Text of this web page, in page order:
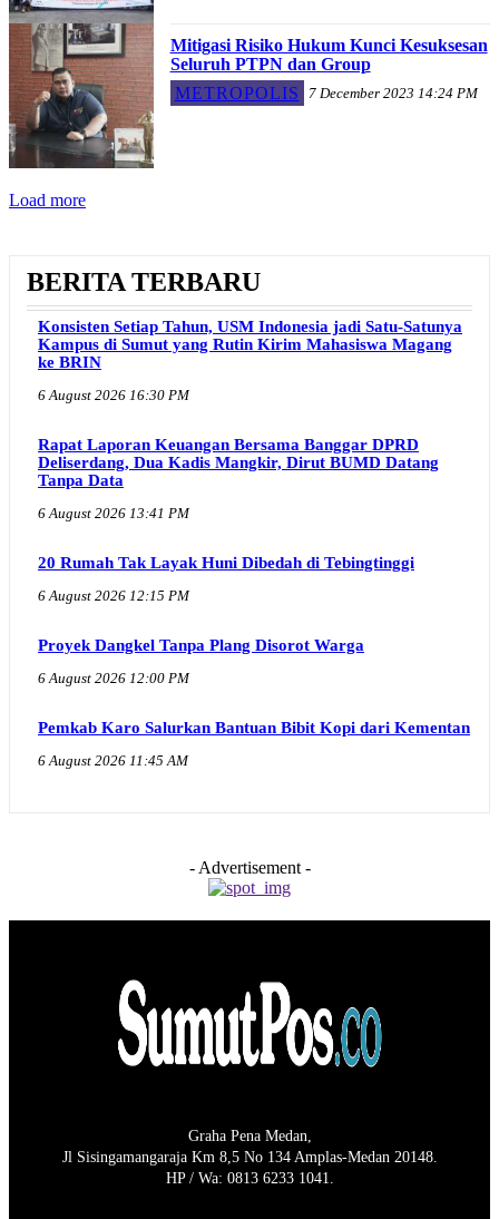
Mitigasi Risiko Hukum Kunci Kesuksesan
Seluruh PTPN dan Group
METROPOLIS
7 December 2023 14:24 PM
Load more
BERITA TERBARU
Konsisten Setiap Tahun, USM Indonesia jadi Satu-Satunya
Kampus di Sumut yang Rutin Kirim Mahasiswa Magang
ke BRIN
6 August 2026 16:30 PM
Rapat Laporan Keuangan Bersama Banggar DPRD
Deliserdang, Dua Kadis Mangkir, Dirut BUMD Datang
Tanpa Data
6 August 2026 13:41 PM
20 Rumah Tak Layak Huni Dibedah di Tebingtinggi
6 August 2026 12:15 PM
Proyek Dangkel Tanpa Plang Disorot Warga
6 August 2026 12:00 PM
Pemkab Karo Salurkan Bantuan Bibit Kopi dari Kementan
6 August 2026 11:45 AM
- Advertisement -
Graha Pena Medan,
Jl Sisingamangaraja Km 8,5 No 134 Amplas-Medan 20148.
HP / Wa: 0813 6233 1041.